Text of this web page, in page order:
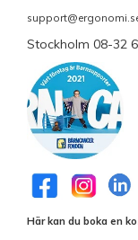
Stockholm 08-32
Här kan du boka en